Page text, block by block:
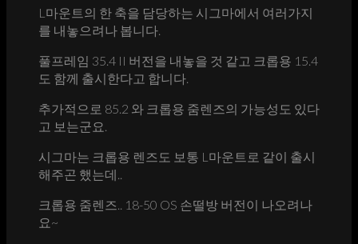
L마운트의 한 축을 담당하는 시그마에서 여러가지
를 내놓으려나 봅니다.
풀프레임 35.4 II 버전을 내놓을 것 같고 크롭용 15.4
도 함께 출시한다고 합니다.
추가적으로 85.2 와 크롭용 줌렌즈의 가능성도 있다
고 보는군요.
시그마는 크롭용 렌즈도 보통 L마운트로 같이 출시
해주곤 했는데..
크롭용 줌렌즈.. 18-50 OS 손떨방 버전이 나오려나
요~